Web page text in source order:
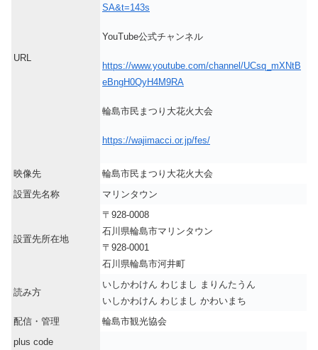
URL
SA&t=143s
YouTube公式チャンネル
https://www.youtube.com/channel/UCsq_mXNtB
eBngH0QyH4M9RA
輪島市民まつり大花火大会
https://wajimacci.or.jp/fes/
映像先
輪島市民まつり大花火大会
設置先名称
マリンタウン
設置先所在地
〒928-0008
石川県輪島市マリンタウン
〒928-0001
石川県輪島市河井町
読み方
いしかわけん わじまし まりんたうん
いしかわけん わじまし かわいまち
配信・管理
輪島市観光協会
plus code